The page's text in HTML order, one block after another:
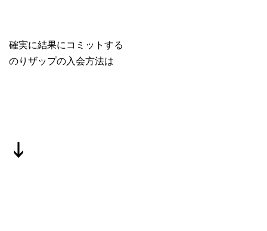
確実に結果にコミットする
のりザップの入会方法は
↓